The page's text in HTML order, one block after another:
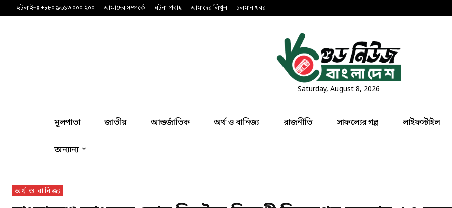
হটলাইনঃ +৮৮০ ৯৬১৩ ০০০ ২০০ আমাদের সম্পর্কে ঘটনা প্রবাহ আমাদের লিখুন চলমান খবর
Saturday, August 8, 2026
মূলপাতা জাতীয় আন্তর্জাতিক অর্থ ও বানিজ্য রাজনীতি সাফল্যের গল্প লাইফস্টাইল
অন্যান্য
অর্থ ও বানিজ্য